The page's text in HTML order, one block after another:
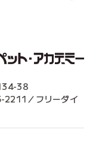
38
／フリーダイ